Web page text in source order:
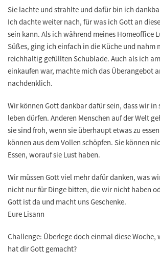
Sie lachte und strahlte und dafür bin ich
Ich dachte weiter nach, für was ich Gott an
sein kann. Als ich während meines Homeoffice
Süßes, ging ich einfach in die Küche und nahm
reichhaltig gefüllten Schublade. Auch als ich
einkaufen war, machte mich das Überangebot
nachdenklich.
Wir können Gott dankbar dafür sein, dass wir in
leben dürfen. Anderen Menschen auf der Welt
sie sind froh, wenn sie überhaupt etwas zu
können aus dem Vollen schöpfen. Sie können
Essen, worauf sie Lust haben.
Wir müssen Gott viel mehr dafür danken, was
nicht nur für Dinge bitten, die wir nicht haben
Gott ist da und macht uns Geschenke.
Eure Lisann
Challenge: Überlege doch einmal diese Woche,
hat dir Gott gemacht?